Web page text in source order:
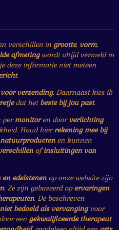
verschillen in grootte, vorm,
afmetingwordt altijd vermeld in
deze informatie niet meteen
.
verzending. Daarnaast kies ik
dat het beste bij jou past.
permonitoren doorverlichting
Houd hierrekening mee bij
natuurproductenen kunnen
ofinsluitingen van
edelstenenop onze website zijn
. Ze zijn gebaseerd op ervaringen
. De beschreven
niet bedoeld als vervangingvoor
een gekwalificeerde therapeut